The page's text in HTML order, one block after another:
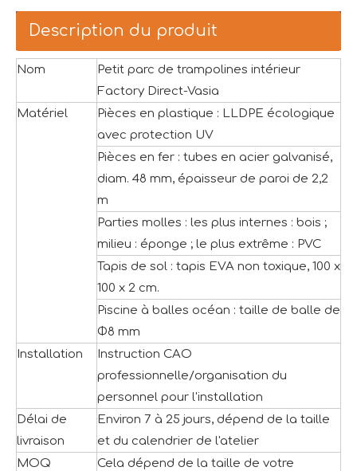
Description du produit
Nom
Petit parc de trampolines intérieur
Factory Direct-Vasia
Matériel
Pièces en plastique : LLDPE écologique
avec protection UV
Pièces en fer : tubes en acier galvanisé,
diam. 48 mm, épaisseur de paroi de 2,2
m
Parties molles : les plus internes : bois ;
milieu : éponge ; le plus extrême : PVC
Tapis de sol : tapis EVA non toxique, 100 x
100 x 2 cm.
Piscine à balles océan : taille de balle de
Φ8 mm
Installation
Instruction CAO
professionnelle/organisation du
personnel pour l'installation
Délai de
livraison
Environ 7 à 25 jours, dépend de la taille
et du calendrier de l'atelier
MOQ
Cela dépend de la taille de votre